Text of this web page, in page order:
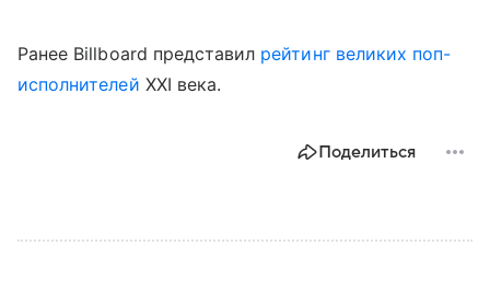
Ранее Billboard представил рейтинг великих поп-
исполнителей XXI века.
Поделиться